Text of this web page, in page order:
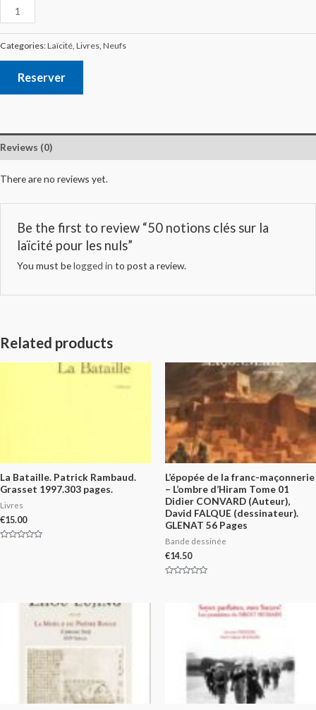
Categories:Laïcité, Livres, Neufs
Reserver
Reviews (0)
There are no reviews yet.
Be the first to review “50 notions clés sur la
laïcité pour les nuls”
You must belogged in to post a review.
Related products
La Bataille. Patrick Rambaud.
Grasset 1997.303 pages.
Livres
€15.00
L’épopée de la franc-maçonnerie
– L’ombre d’Hiram Tome 01
Didier CONVARD (Auteur),
David FALQUE (dessinateur).
GLENAT 56 Pages
Bande dessinée
€14.50